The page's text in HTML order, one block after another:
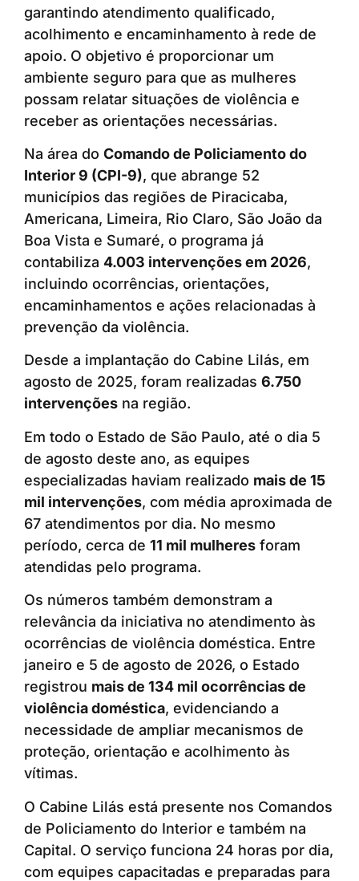
garantindo atendimento qualificado,
acolhimento e encaminhamento à rede de
apoio. O objetivo é proporcionar um
ambiente seguro para que as mulheres
possam relatar situações de violência e
receber as orientações necessárias.
Na área do Comando de Policiamento do
Interior 9 (CPI-9), que abrange 52
municípios das regiões de Piracicaba,
Americana, Limeira, Rio Claro, São João da
Boa Vista e Sumaré, o programa já
contabiliza 4.003 intervenções em 2026,
incluindo ocorrências, orientações,
encaminhamentos e ações relacionadas à
prevenção da violência.
Desde a implantação do Cabine Lilás, em
agosto de 2025, foram realizadas 6.750
intervenções na região.
Em todo o Estado de São Paulo, até o dia 5
de agosto deste ano, as equipes
especializadas haviam realizado mais de 15
mil intervenções, com média aproximada de
67 atendimentos por dia. No mesmo
período, cerca de 11 mil mulheres foram
atendidas pelo programa.
Os números também demonstram a
relevância da iniciativa no atendimento às
ocorrências de violência doméstica. Entre
janeiro e 5 de agosto de 2026, o Estado
registrou mais de 134 mil ocorrências de
violência doméstica, evidenciando a
necessidade de ampliar mecanismos de
proteção, orientação e acolhimento às
vítimas.
O Cabine Lilás está presente nos Comandos
de Policiamento do Interior e também na
Capital. O serviço funciona 24 horas por dia,
com equipes capacitadas e preparadas para